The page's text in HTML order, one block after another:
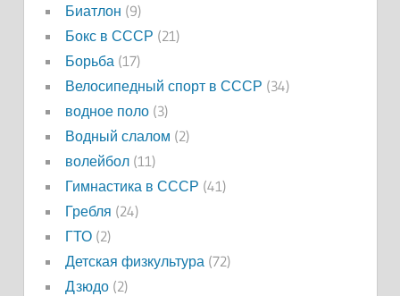
Биатлон (9)
Бокс в СССР (21)
Борьба (17)
Велосипедный спорт в СССР (34)
водное поло(3)
Водный слалом (2)
волейбол(11)
Гимнастика в СССР (41)
Гребля (24)
ГТО(2)
Детская физкультура (72)
Дзюдо(2)